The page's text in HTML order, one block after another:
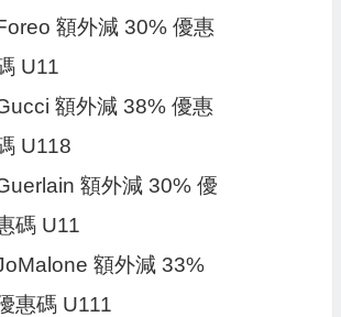
額外減 30% 優惠
U11
額外減 38% 優惠
U118
額外減 30% 優
碼 U11
額外減 33%
惠碼 U111